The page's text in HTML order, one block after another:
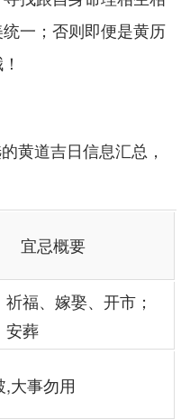
一；否则即便是黄历
黄道吉日信息汇总，
宜忌概要
福、嫁娶、开市；
安葬
,大事勿用